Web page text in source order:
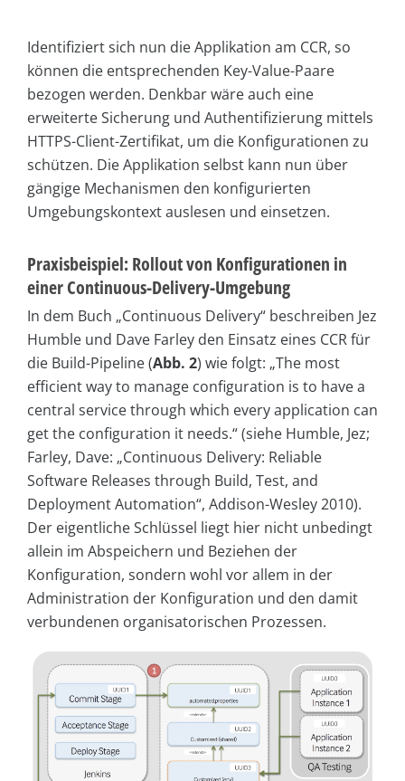
Identifiziert sich nun die Applikation am CCR, so
können die entsprechenden Key-Value-Paare
bezogen werden. Denkbar wäre auch eine
erweiterte Sicherung und Authentifizierung mittels
HTTPS-Client-Zertifikat, um die Konfigurationen zu
schützen. Die Applikation selbst kann nun über
gängige Mechanismen den konfigurierten
Umgebungskontext auslesen und einsetzen.
Praxisbeispiel: Rollout von Konfigurationen in
einer Continuous-Delivery-Umgebung
In dem Buch „Continuous Delivery“ beschreiben Jez
Humble und Dave Farley den Einsatz eines CCR für
die Build-Pipeline (Abb. 2) wie folgt: „The most
efficient way to manage configuration is to have a
central service through which every application can
get the configuration it needs.“ (siehe Humble, Jez;
Farley, Dave: „Continuous Delivery: Reliable
Software Releases through Build, Test, and
Deployment Automation“, Addison-Wesley 2010).
Der eigentliche Schlüssel liegt hier nicht unbedingt
allein im Abspeichern und Beziehen der
Konfiguration, sondern wohl vor allem in der
Administration der Konfiguration und den damit
verbundenen organisatorischen Prozessen.